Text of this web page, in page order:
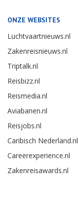
ONZE WEBSITES
Luchtvaartnieuws.nl
Zakenreisnieuws.nl
Triptalk.nl
Reisbizz.nl
Reismedia.nl
Aviabanen.nl
Reisjobs.nl
Caribisch Nederland.nl
Careerexperience.nl
Zakenreisawards.nl